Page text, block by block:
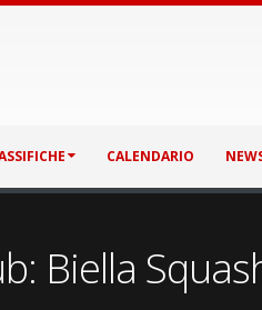
CALENDARIO
Biella